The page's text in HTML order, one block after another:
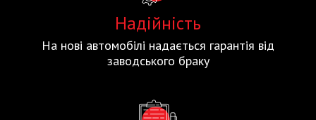
Надійність
На нові автомобілі надається гарантія від
заводського браку